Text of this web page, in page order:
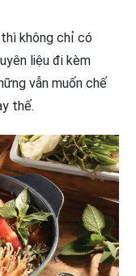
không chỉ có
liệu đi kèm
vẫn muốn chế
thế.